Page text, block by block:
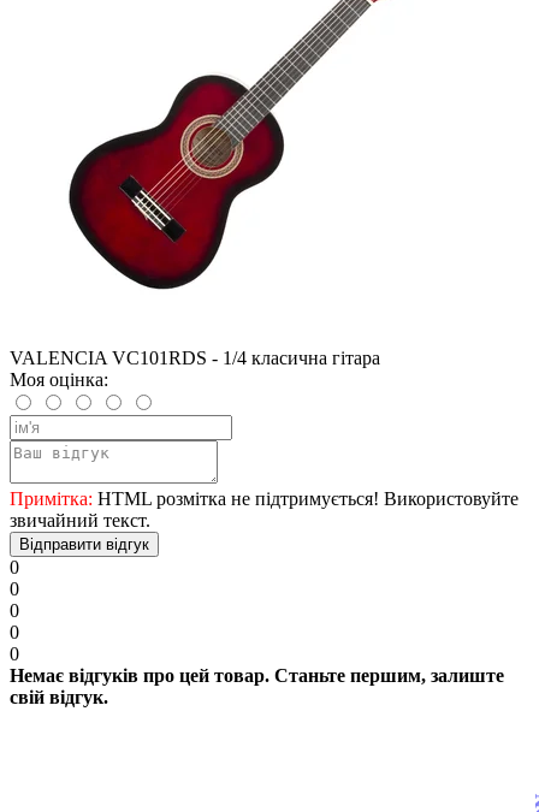
VALENCIA VC101RDS - 1/4 класична гітара
Моя оцінка:
Примітка: HTML розмітка не підтримується! Використовуйте
звичайний текст.
Відправити відгук
0
0
0
0
0
Немає відгуків про цей товар. Станьте першим, залиште
свій відгук.